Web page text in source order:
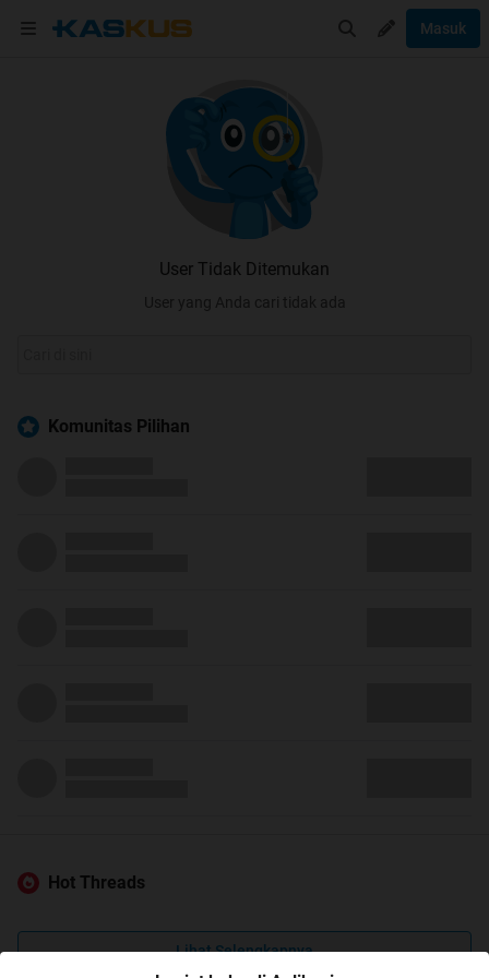
Masuk
User Tidak Ditemukan
User yang Anda cari tidak ada
Komunitas Pilihan
Hot Threads
Lihat Selengkapnya